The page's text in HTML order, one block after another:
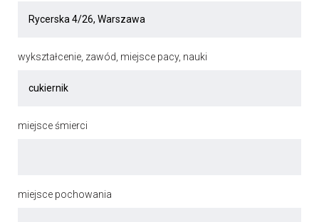
wykształcenie, zawód, miejsce pacy, nauki
miejsce śmierci
miejsce pochowania